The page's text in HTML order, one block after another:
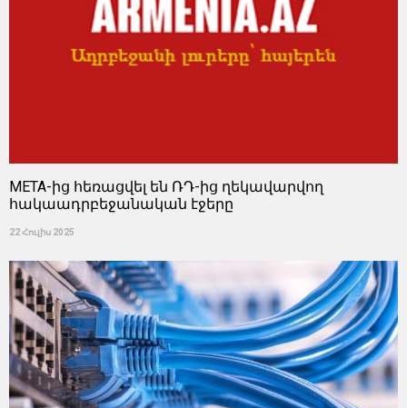
META-ից հեռացվել են ՌԴ-ից ղեկավարվող
հակաադրբեջանական էջերը
22 Հուլիս 2025